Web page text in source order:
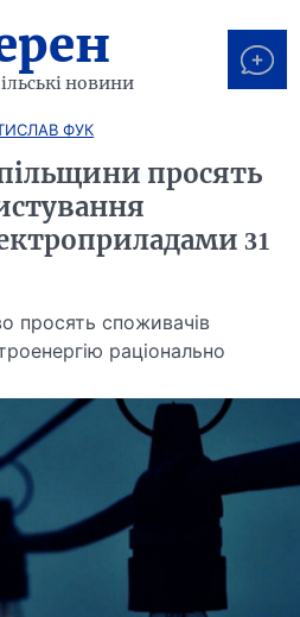
новини
ФУК
просять
31
просять споживачів
раціонально